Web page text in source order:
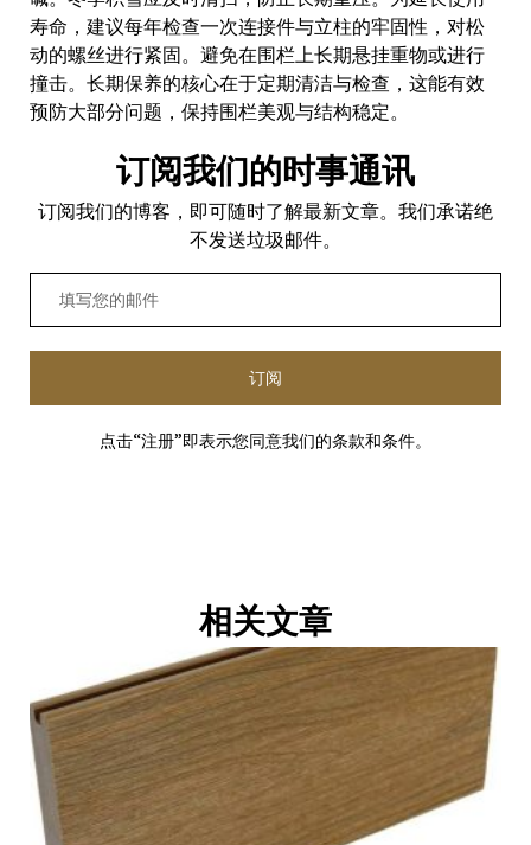
寿命，建议每年检查一次连接件与立柱的牢固性，对松
动的螺丝进行紧固。避免在围栏上长期悬挂重物或进行
撞击。长期保养的核心在于定期清洁与检查，这能有效
预防大部分问题，保持围栏美观与结构稳定。
订阅我们的时事通讯
订阅我们的博客，即可随时了解最新文章。我们承诺绝
不发送垃圾邮件。
订阅
点击“注册”即表示您同意我们的条款和条件。
相关文章